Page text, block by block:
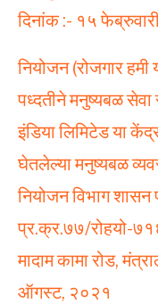
दिनांक :- १५
नियोजन (रोजगार हमी
पध्दतीने मनुष्यबळ सेवा
इंडिया लिमिटेड या
घेतलेल्या मनुष्यबळ
नियोजन विभाग
प्र.क्र.७७/रोहयो-
मादाम कामा रोड,
ऑगस्ट, २०२१